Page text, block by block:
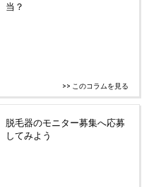
当？
>> このコラムを見る
脱毛器のモニター募集へ応募
してみよう